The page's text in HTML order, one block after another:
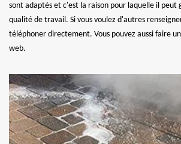
sont adaptés et c'est la raison pour laquelle il peut
qualité de travail. Si vous voulez d'autres
téléphoner directement. Vous pouvez aussi faire
web.